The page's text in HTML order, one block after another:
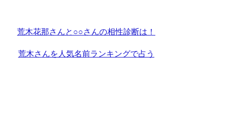
荒木花那さんと○○さんの相性診断は！
荒木さんを人気名前ランキングで占う